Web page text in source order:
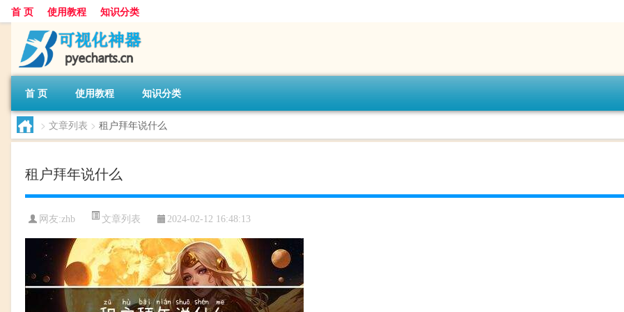
首 页 使用教程 知识分类
首 页 使用教程 知识分类
> 文章列表 > 租户拜年说什么
租户拜年说什么
网友:zhb 文章列表 2024-02-12 16:48:13